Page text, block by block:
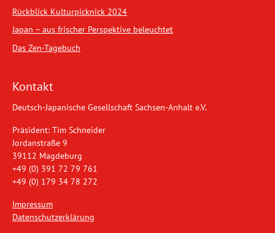
Rückblick Kulturpicknick 2024
Japan – aus frischer Perspektive beleuchtet
Das Zen-Tagebuch
Kontakt
Deutsch-Japanische Gesellschaft Sachsen-Anhalt e.V.
Präsident: Tim Schneider
Jordanstraße 9
39112 Magdeburg
+49 (0) 391 72 79 761
+49 (0) 179 34 78 272
Impressum
Datenschutzerklärung